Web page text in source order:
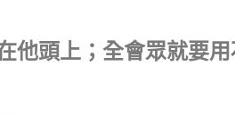
他頭上；全會眾就要